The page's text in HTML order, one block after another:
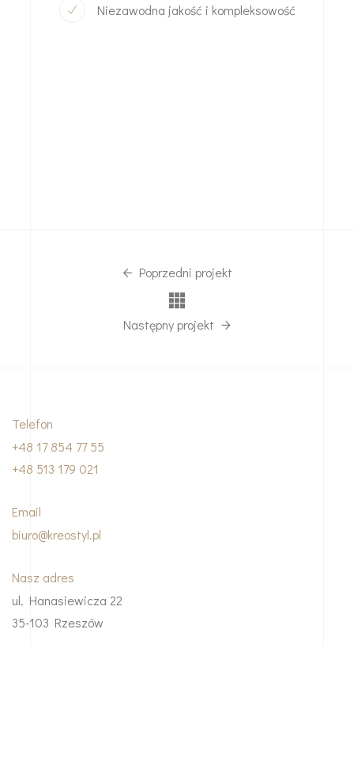
Niezawodna jakość i kompleksowość
Poprzedni projekt
Następny projekt
Telefon
+48 17 854 77 55
+48 513 179 021
Email
biuro@kreostyl.pl
Nasz adres
ul. Hanasiewicza 22
35-103 Rzeszów